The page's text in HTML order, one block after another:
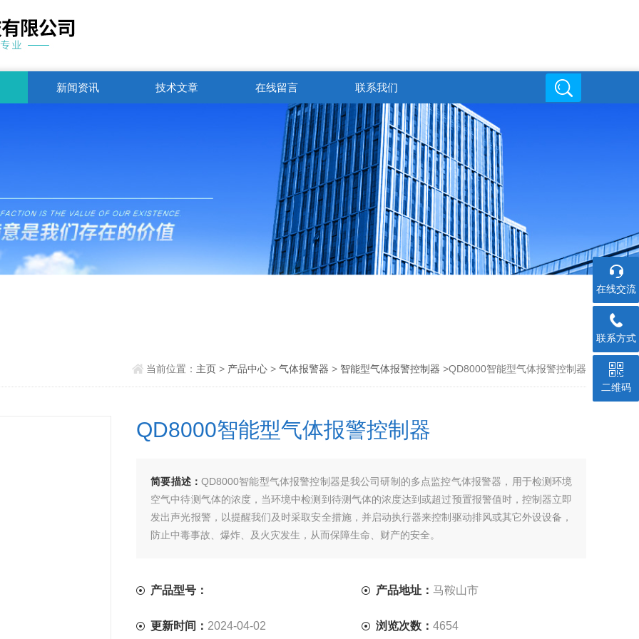
17512503446
719816494@qq.com
在线交流
新闻资讯 技术文章 在线留言 联系我们
当前位置： 主页 > 产品中心 >气体报警器 > 智能型气体报警控制器 >QD8000智能型气体报警控制器
QD8000智能型气体报警控制器
简要描述：QD8000智能型气体报警控制器是我公司研制的多点监控气体报警器，用于检测环境
空气中待测气体的浓度，当环境中检测到待测气体的浓度达到或超过预置报警值时，控制器立即
发出声光报警，以提醒我们及时采取安全措施，并启动执行器来控制驱动排风或其它外设设备，
防止中毒事故、爆炸、及火灾发生，从而保障生命、财产的安全。
产品型号： 产品地址： 马鞍山市
更新时间： 2024-04-02 浏览次数： 4654
在线交流
联系方式
二维码